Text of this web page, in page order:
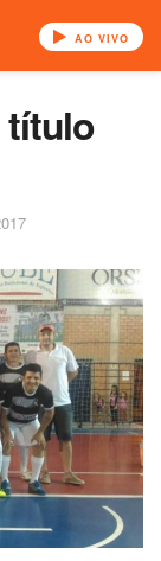
AO VIVO
título